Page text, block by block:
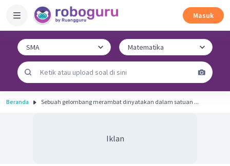
Masuk
Beranda Sebuah gelombang merambat dinyatakan dalam satuan ...
Iklan